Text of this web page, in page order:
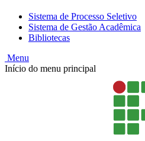
Sistema de Processo Seletivo
Sistema de Gestão Acadêmica
Bibliotecas
Menu
Início do menu principal